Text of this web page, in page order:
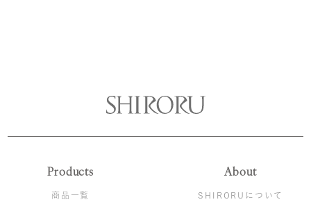
Products
商品一覧
About
SHIRORUについて